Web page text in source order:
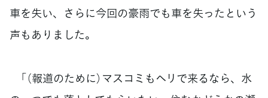
車を失い、さらに今回の豪雨でも車を失ったという
声もありました。
「（報道のために）マスコミもヘリで来るなら、水